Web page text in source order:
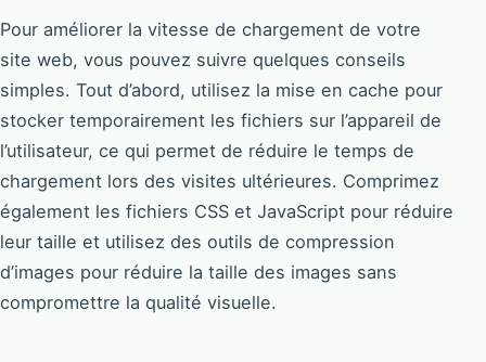
Pour améliorer la vitesse de chargement de votre
site web, vous pouvez suivre quelques conseils
simples. Tout d’abord, utilisez la mise en cache pour
stocker temporairement les fichiers sur l’appareil de
l’utilisateur, ce qui permet de réduire le temps de
chargement lors des visites ultérieures. Comprimez
également les fichiers CSS et JavaScript pour réduire
leur taille et utilisez des outils de compression
d’images pour réduire la taille des images sans
compromettre la qualité visuelle.